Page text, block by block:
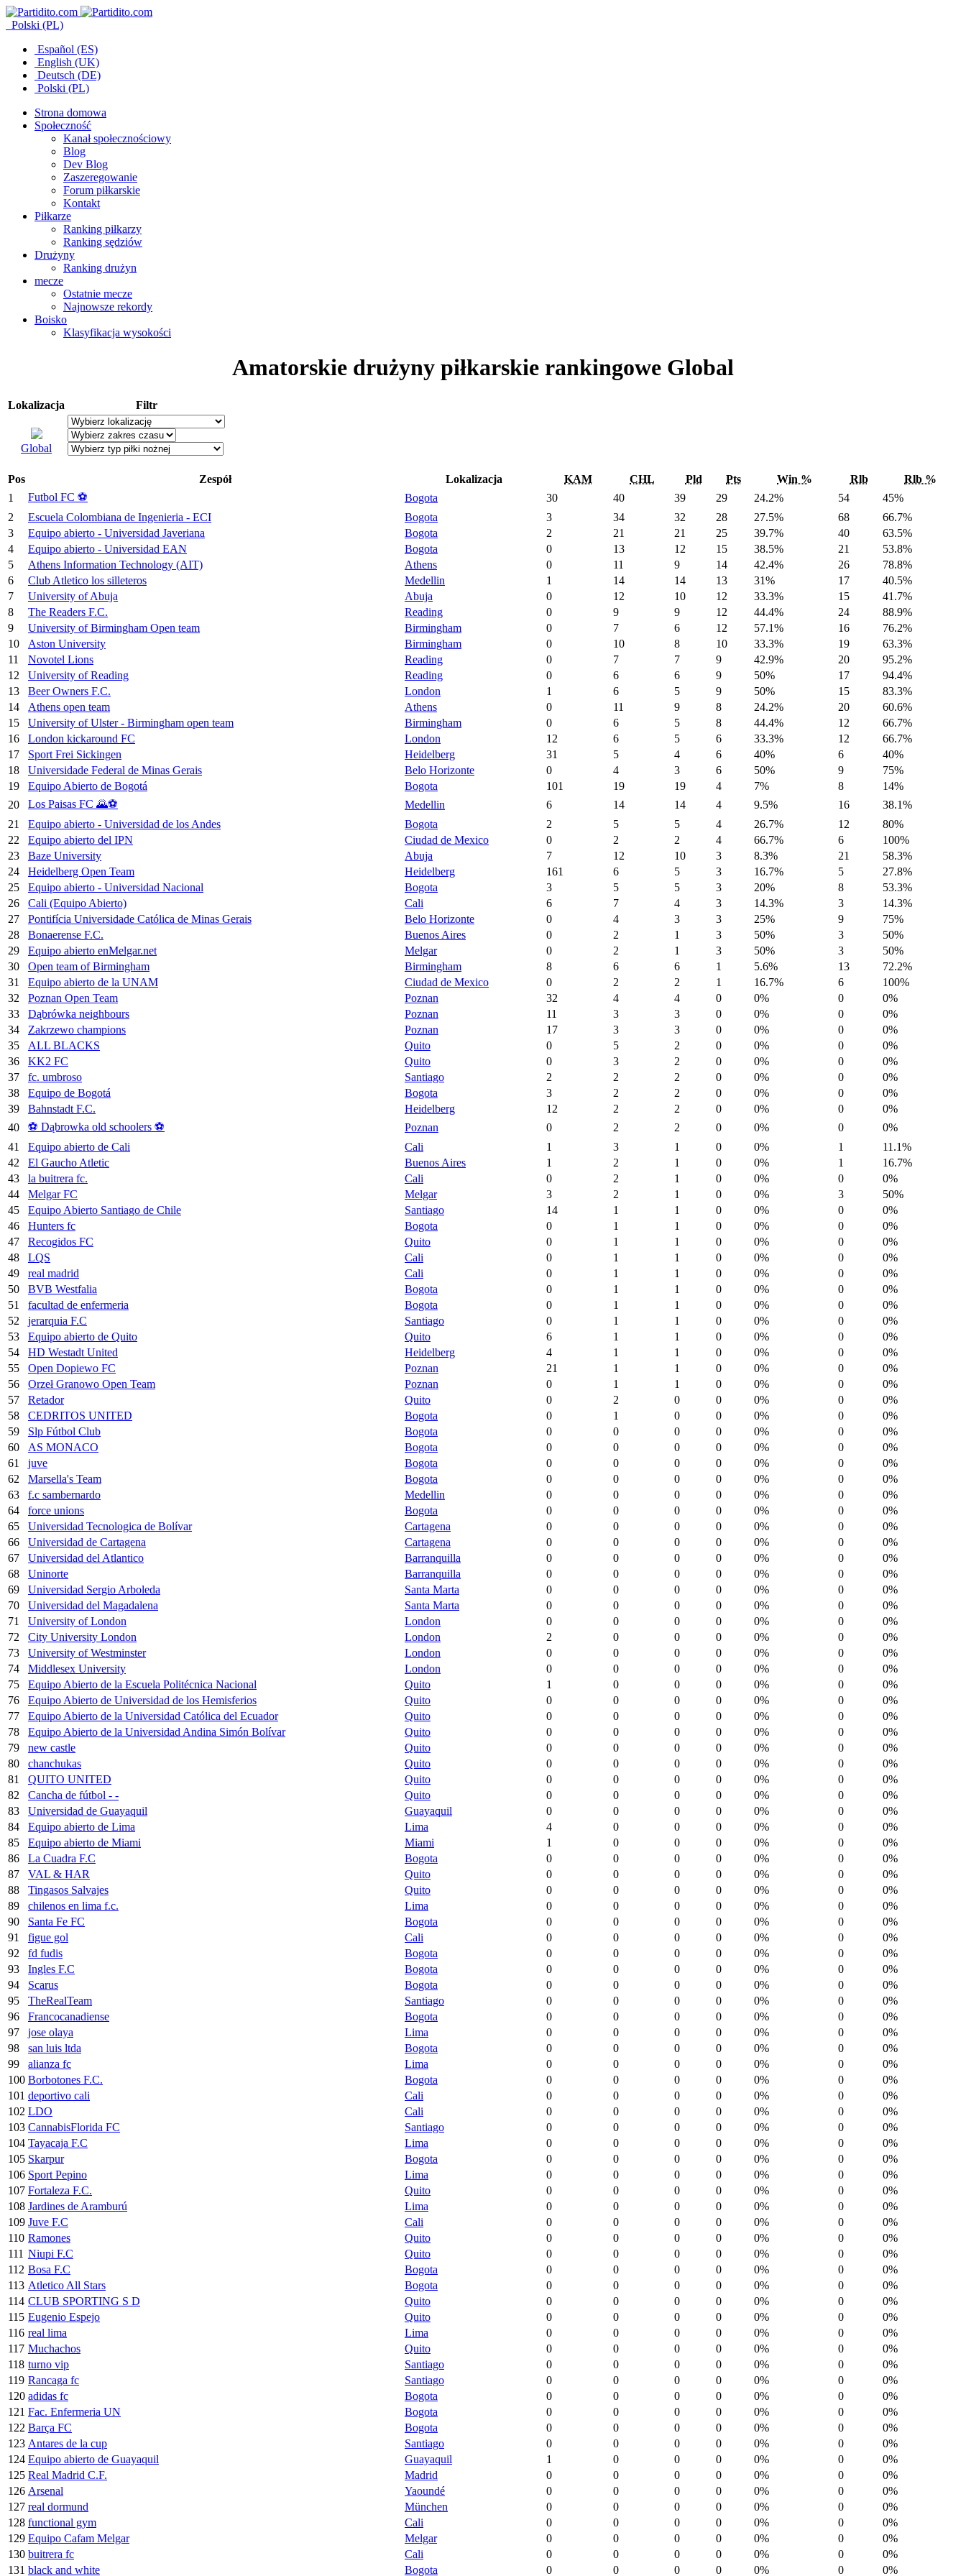
Polski (PL)
Español (ES)
English (UK)
Deutsch (DE)
Polski (PL)
Strona domowa
Społeczność
Kanał społecznościowy
Blog
Dev Blog
Zaszeregowanie
Forum piłkarskie
Kontakt
Piłkarze
Ranking piłkarzy
Ranking sędziów
Drużyny
Ranking drużyn
mecze
Ostatnie mecze
Najnowsze rekordy
Boisko
Klasyfikacja wysokości
Amatorskie drużyny piłkarskie rankingowe Global
Lokalizacja Filtr
Global
Pos Zespół Lokalizacja KAM CHL Pld Pts Win % Rlb
Rlb %
1
Futbol FC ⚽️ Bogota 30 40 39 29 24.2% 54
45%
2
Escuela Colombiana de Ingenieria - ECI Bogota 3 34 32 28 27.5% 68
66.7%
3
Equipo abierto - Universidad Javeriana Bogota 2 21 21 25 39.7% 40
63.5%
4
Equipo abierto - Universidad EAN Bogota 0 13 12 15 38.5% 21
53.8%
5
Athens Information Technology (AIT) Athens 0 11 9 14 42.4% 26
78.8%
6
Club Atletico los silleteros Medellin 1 14 14 13 31% 17
40.5%
7
University of Abuja Abuja 0 12 10 12 33.3% 15
41.7%
8
The Readers F.C. Reading 0 9 9 12 44.4% 24
88.9%
9
University of Birmingham Open team Birmingham 0 7 6 12 57.1% 16
76.2%
10
Aston University Birmingham 0 10 8 10 33.3% 19
63.3%
11
Novotel Lions Reading 0 7 7 9 42.9% 20
95.2%
12
University of Reading Reading 0 6 6 9 50% 17
94.4%
13
Beer Owners F.C. London 1 6 5 9 50% 15
83.3%
14
Athens open team Athens 0 11 9 8 24.2% 20
60.6%
15
University of Ulster - Birmingham open team Birmingham 0 6 5 8 44.4% 12
66.7%
16
London kickaround FC London 12 6 5 6 33.3% 12
66.7%
17
Sport Frei Sickingen Heidelberg 31 5 4 6 40% 6
40%
18
Universidade Federal de Minas Gerais Belo Horizonte 0 4 3 6 50% 9
75%
19
Equipo Abierto de Bogotá Bogota 101 19 19 4 7% 8
14%
20
Los Paisas FC 🌄⚽ Medellin 6 14 14 4 9.5% 16
38.1%
21
Equipo abierto - Universidad de los Andes Bogota 2 5 5 4 26.7% 12
80%
22
Equipo abierto del IPN Ciudad de Mexico 0 2 2 4 66.7% 6
100%
23
Baze University Abuja 7 12 10 3 8.3% 21
58.3%
24
Heidelberg Open Team Heidelberg 161 6 5 3 16.7% 5
27.8%
25
Equipo abierto - Universidad Nacional Bogota 3 5 5 3 20% 8
53.3%
26
Cali (Equipo Abierto) Cali 6 7 4 3 14.3% 3
14.3%
27
Pontifícia Universidade Católica de Minas Gerais Belo Horizonte 0 4 3 3 25% 9
75%
28
Bonaerense F.C. Buenos Aires 0 2 1 3 50% 3
50%
29
Equipo abierto enMelgar.net Melgar 0 2 1 3 50% 3
50%
30
Open team of Birmingham Birmingham 8 6 6 1 5.6% 13
72.2%
31
Equipo abierto de la UNAM Ciudad de Mexico 0 2 2 1 16.7% 6
100%
32
Poznan Open Team Poznan 32 4 4 0 0% 0
0%
33
Dąbrówka neighbours Poznan 11 3 3 0 0% 0
0%
34
Zakrzewo champions Poznan 17 3 3 0 0% 0
0%
35
ALL BLACKS Quito 0 5 2 0 0% 0
0%
36
KK2 FC Quito 0 3 2 0 0% 0
0%
37
fc. umbroso Santiago 2 2 2 0 0% 0
0%
38
Equipo de Bogotá Bogota 3 2 2 0 0% 0
0%
39
Bahnstadt F.C. Heidelberg 12 2 2 0 0% 0
0%
40
⚽️ Dąbrowka old schoolers ⚽️ Poznan 0 2 2 0 0% 0
0%
41
Equipo abierto de Cali Cali 1 3 1 0 0% 1
11.1%
42
El Gaucho Atletic Buenos Aires 1 2 1 0 0% 1
16.7%
43
la buitrera fc. Cali 0 2 1 0 0% 0
0%
44
Melgar FC Melgar 3 2 1 0 0% 3
50%
45
Equipo Abierto Santiago de Chile Santiago 14 1 1 0 0% 0
0%
46
Hunters fc Bogota 0 1 1 0 0% 0
0%
47
Recogidos FC Quito 0 1 1 0 0% 0
0%
48
LQS Cali 0 1 1 0 0% 0
0%
49
real madrid Cali 0 1 1 0 0% 0
0%
50
BVB Westfalia Bogota 0 1 1 0 0% 0
0%
51
facultad de enfermeria Bogota 0 1 1 0 0% 0
0%
52
jerarquia F.C Santiago 0 1 1 0 0% 0
0%
53
Equipo abierto de Quito Quito 6 1 1 0 0% 0
0%
54
HD Westadt United Heidelberg 4 1 1 0 0% 0
0%
55
Open Dopiewo FC Poznan 21 1 1 0 0% 0
0%
56
Orzeł Granowo Open Team Poznan 0 1 1 0 0% 0
0%
57
Retador Quito 0 2 0 0 0% 0
0%
58
CEDRITOS UNITED Bogota 0 1 0 0 0% 0
0%
59
Slp Fútbol Club Bogota 0 0 0 0 0% 0
0%
60
AS MONACO Bogota 0 0 0 0 0% 0
0%
61
juve Bogota 0 0 0 0 0% 0
0%
62
Marsella's Team Bogota 0 0 0 0 0% 0
0%
63
f.c sambernardo Medellin 0 0 0 0 0% 0
0%
64
force unions Bogota 0 0 0 0 0% 0
0%
65
Universidad Tecnologica de Bolívar Cartagena 0 0 0 0 0% 0
0%
66
Universidad de Cartagena Cartagena 0 0 0 0 0% 0
0%
67
Universidad del Atlantico Barranquilla 0 0 0 0 0% 0
0%
68
Uninorte Barranquilla 0 0 0 0 0% 0
0%
69
Universidad Sergio Arboleda Santa Marta 0 0 0 0 0% 0
0%
70
Universidad del Magadalena Santa Marta 0 0 0 0 0% 0
0%
71
University of London London 0 0 0 0 0% 0
0%
72
City University London London 2 0 0 0 0% 0
0%
73
University of Westminster London 0 0 0 0 0% 0
0%
74
Middlesex University London 0 0 0 0 0% 0
0%
75
Equipo Abierto de la Escuela Politécnica Nacional Quito 1 0 0 0 0% 0
0%
76
Equipo Abierto de Universidad de los Hemisferios Quito 0 0 0 0 0% 0
0%
77
Equipo Abierto de la Universidad Católica del Ecuador Quito 0 0 0 0 0% 0
0%
78
Equipo Abierto de la Universidad Andina Simón Bolívar Quito 0 0 0 0 0% 0
0%
79
new castle Quito 0 0 0 0 0% 0
0%
80
chanchukas Quito 0 0 0 0 0% 0
0%
81
QUITO UNITED Quito 0 0 0 0 0% 0
0%
82
Cancha de fútbol - - Quito 0 0 0 0 0% 0
0%
83
Universidad de Guayaquil Guayaquil 0 0 0 0 0% 0
0%
84
Equipo abierto de Lima Lima 4 0 0 0 0% 0
0%
85
Equipo abierto de Miami Miami 1 0 0 0 0% 0
0%
86
La Cuadra F.C Bogota 0 0 0 0 0% 0
0%
87
VAL & HAR Quito 0 0 0 0 0% 0
0%
88
Tingasos Salvajes Quito 0 0 0 0 0% 0
0%
89
chilenos en lima f.c. Lima 0 0 0 0 0% 0
0%
90
Santa Fe FC Bogota 0 0 0 0 0% 0
0%
91
figue gol Cali 0 0 0 0 0% 0
0%
92
fd fudis Bogota 0 0 0 0 0% 0
0%
93
Ingles F.C Bogota 0 0 0 0 0% 0
0%
94
Scarus Bogota 0 0 0 0 0% 0
0%
95
TheRealTeam Santiago 0 0 0 0 0% 0
0%
96
Francocanadiense Bogota 0 0 0 0 0% 0
0%
97
jose olaya Lima 0 0 0 0 0% 0
0%
98
san luis ltda Bogota 0 0 0 0 0% 0
0%
99
alianza fc Lima 0 0 0 0 0% 0
0%
100 Borbotones F.C. Bogota 0 0 0 0 0% 0
0%
101 deportivo cali Cali 0 0 0 0 0% 0
0%
102 LDO Cali 0 0 0 0 0% 0
0%
103 CannabisFlorida FC Santiago 0 0 0 0 0% 0
0%
104 Tayacaja F.C Lima 0 0 0 0 0% 0
0%
105 Skarpur Bogota 0 0 0 0 0% 0
0%
106 Sport Pepino Lima 0 0 0 0 0% 0
0%
107 Fortaleza F.C. Quito 0 0 0 0 0% 0
0%
108 Jardines de Aramburú Lima 0 0 0 0 0% 0
0%
109 Juve F.C Cali 0 0 0 0 0% 0
0%
110 Ramones Quito 0 0 0 0 0% 0
0%
111 Niupi F.C Quito 0 0 0 0 0% 0
0%
112 Bosa F.C Bogota 0 0 0 0 0% 0
0%
113 Atletico All Stars Bogota 0 0 0 0 0% 0
0%
114 CLUB SPORTING S D Quito 0 0 0 0 0% 0
0%
115 Eugenio Espejo Quito 0 0 0 0 0% 0
0%
116 real lima Lima 0 0 0 0 0% 0
0%
117 Muchachos Quito 0 0 0 0 0% 0
0%
118 turno vip Santiago 0 0 0 0 0% 0
0%
119 Rancaga fc Santiago 0 0 0 0 0% 0
0%
120 adidas fc Bogota 0 0 0 0 0% 0
0%
121 Fac. Enfermeria UN Bogota 0 0 0 0 0% 0
0%
122 Barça FC Bogota 0 0 0 0 0% 0
0%
123 Antares de la cup Santiago 0 0 0 0 0% 0
0%
124 Equipo abierto de Guayaquil Guayaquil 1 0 0 0 0% 0
0%
125 Real Madrid C.F. Madrid 0 0 0 0 0% 0
0%
126 Arsenal Yaoundé 0 0 0 0 0% 0
0%
127 real dormund München 0 0 0 0 0% 0
0%
128 functional gym Cali 0 0 0 0 0% 0
0%
129 Equipo Cafam Melgar Melgar 0 0 0 0 0% 0
0%
130 buitrera fc Cali 0 0 0 0 0% 0
0%
131 black and white Bogota 0 0 0 0 0% 0 0%